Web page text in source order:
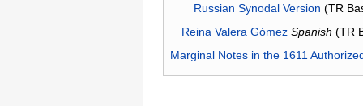
Russian Synodal Version (TR
Reina Valera Gómez Spanish (TR
Marginal Notes in the 1611